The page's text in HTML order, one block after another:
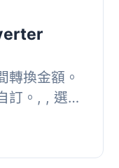
轉換金額。
訂。, , 選擇
整寬度和